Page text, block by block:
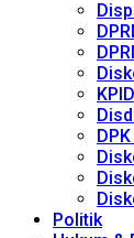
Politik